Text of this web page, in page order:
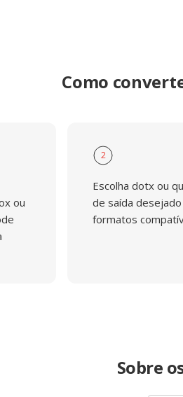
Como
ou
2
Escolha dotx ou
de saída
formatos
Sobre